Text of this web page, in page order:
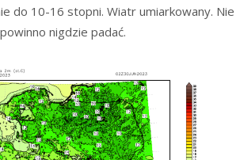
do 10-16 stopni. Wiatr umiarkowany. Nie
powinno nigdzie padać.